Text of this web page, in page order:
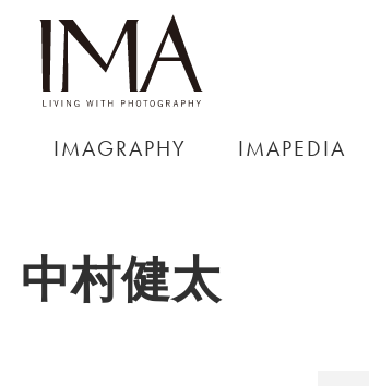
IMAGRAPHY IMAPEDIA
中村健太